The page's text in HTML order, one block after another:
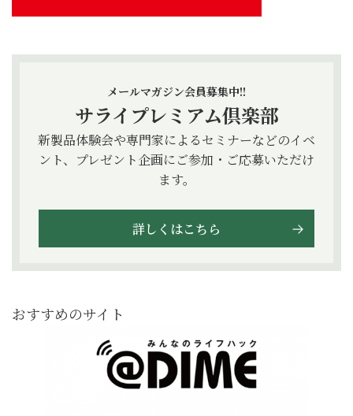
メールマガジン会員募集中!!
サライプレミアム倶楽部
新製品体験会や専門家によるセミナーなどのイベ
ント、プレゼント企画にご参加・ご応募いただけ
ます。
詳しくはこちら
おすすめのサイト